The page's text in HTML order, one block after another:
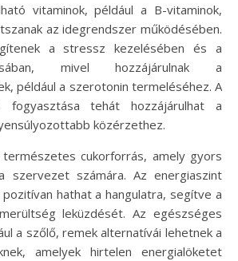
vitaminok, például a B-vitaminok,
az idegrendszer működésében.
a stressz kezelésében és a
mivel hozzájárulnak a
például a szerotonin termeléséhez. A
fogyasztása tehát hozzájárulhat a
közérzethez.
cukorforrás, amely gyors
szervezet számára. Az energiaszint
hathat a hangulatra, segítve a
leküzdését. Az egészséges
a szőlő, remek alternatívái lehetnek a
amelyek hirtelen energialöketet